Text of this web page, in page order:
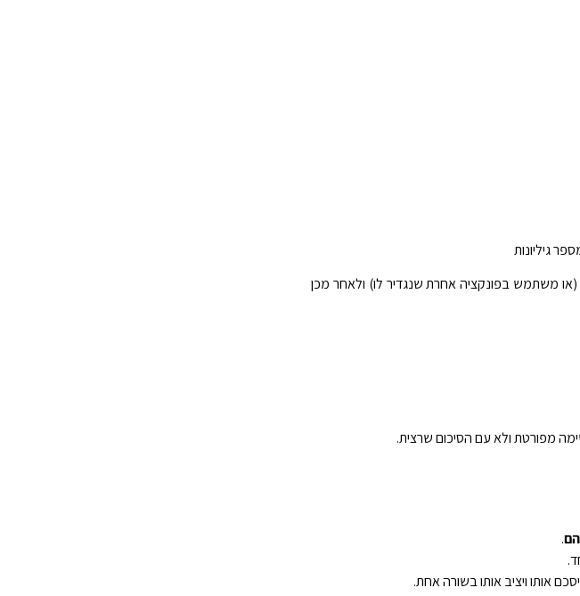
גיליונות
(או משתמש בפונקציה אחרת שנגדיר לו) ולאחר מכן
מפורטת ולא עם הסיכום שרצית.
.
אותו ויציב אותו בשורה אחת.